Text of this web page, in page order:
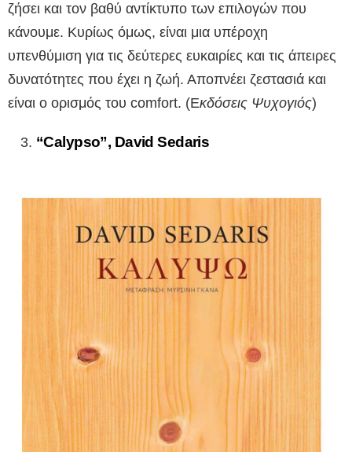
ζήσει και τον βαθύ αντίκτυπο των επιλογών που
κάνουμε. Κυρίως όμως, είναι μια υπέροχη
υπενθύμιση για τις δεύτερες ευκαιρίες και τις άπειρες
δυνατότητες που έχει η ζωή. Αποπνέει ζεστασιά και
είναι ο ορισμός του comfort. (Εκδόσεις Ψυχογιός)
“Calypso”, David Sedaris